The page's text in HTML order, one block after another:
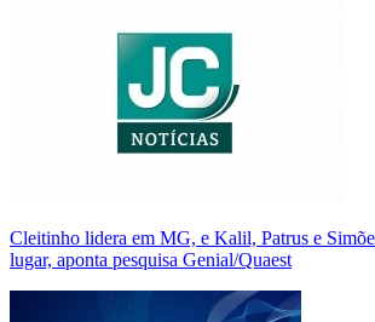
Cleitinho lidera em MG, e Kalil, Patrus e
lugar, aponta pesquisa Genial/Quaest